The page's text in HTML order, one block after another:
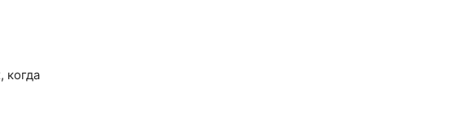
когда